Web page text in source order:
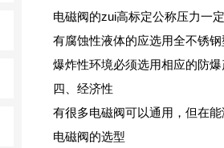
电磁阀的zui高标定公称压力一
有腐蚀性液体的应选用全不锈
爆炸性环境必须选用相应的防爆
四、经济性
有很多电磁阀可以通用，但在
电磁阀的选型